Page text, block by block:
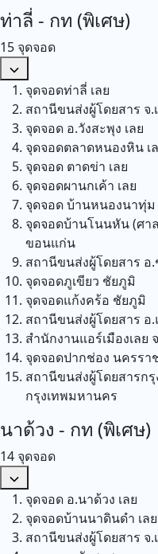
ท่าลี่ - กท (พิเศษ)
15 จุดจอด
จุดจอดท่าลี่ เลย
สถานีขนส่งผู้โดยสาร จ.
จุดจอด อ.วังสะพุง เลย
จุดจอดตลาดหนองหิน เ
จุดจอด ตาดข่า เลย
จุดจอดผานกเค้า เลย
จุดจอด บ้านหนองนาทุ่ม
จุดจอดบ้านโนนหัน (ศา
ขอนแก่น
สถานีขนส่งผู้โดยสาร อ
จุดจอดภูเขียว ชัยภูมิ
จุดจอดแก้งคร้อ ชัยภูมิ
สถานีขนส่งผู้โดยสาร อ
สำนักงานแอร์เมืองเลย
จุดจอดปากช่อง นครรา
สถานีขนส่งผู้โดยสารก
กรุงเทพมหานคร
นาด้วง - กท (พิเศษ)
14 จุดจอด
จุดจอด อ.นาด้วง เลย
จุดจอดบ้านนาดินดำ เลย
สถานีขนส่งผู้โดยสาร จ.